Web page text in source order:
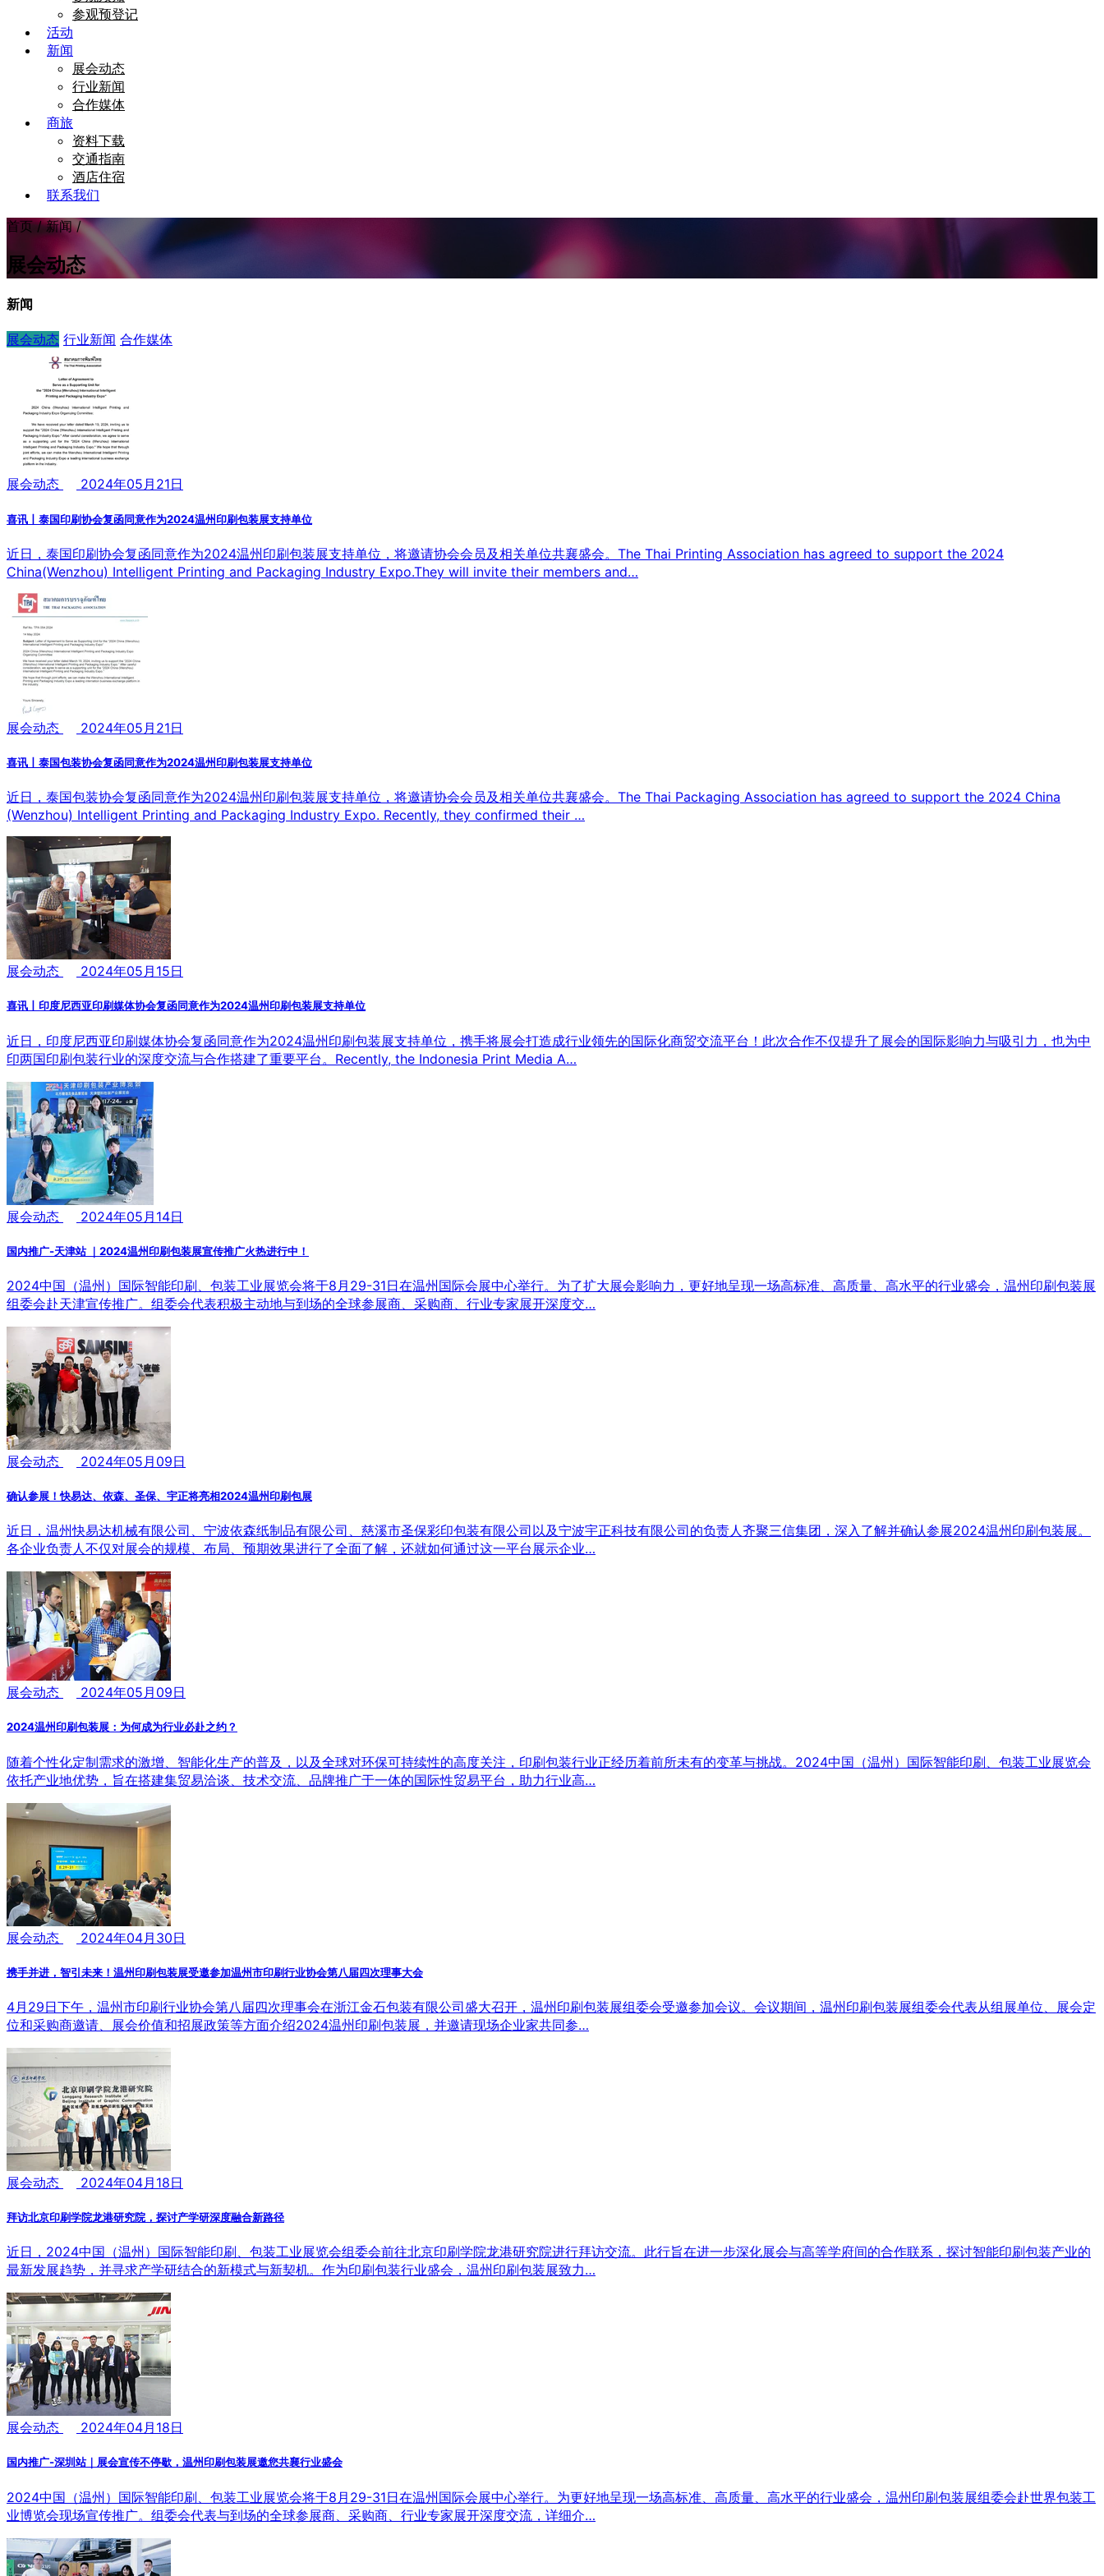
参观预登记
活动
新闻
展会动态
行业新闻
合作媒体
商旅
资料下载
交通指南
酒店住宿
联系我们
首页 / 新闻 /
展会动态
新闻
展会动态 行业新闻 合作媒体
展会动态 2024年05月21日
喜讯丨泰国印刷协会复函同意作为2024温州印刷包装展支持单位
近日，泰国印刷协会复函同意作为2024温州印刷包装展支持单位，将邀请协会会员及相关单位共襄盛会。The Thai Printing Association has agreed to support the 2024
China(Wenzhou) Intelligent Printing and Packaging Industry Expo.They will invite their members and…
展会动态 2024年05月21日
喜讯丨泰国包装协会复函同意作为2024温州印刷包装展支持单位
近日，泰国包装协会复函同意作为2024温州印刷包装展支持单位，将邀请协会会员及相关单位共襄盛会。The Thai Packaging Association has agreed to support the 2024 China
(Wenzhou) Intelligent Printing and Packaging Industry Expo. Recently, they confirmed their …
展会动态 2024年05月15日
喜讯丨印度尼西亚印刷媒体协会复函同意作为2024温州印刷包装展支持单位
近日，印度尼西亚印刷媒体协会复函同意作为2024温州印刷包装展支持单位，携手将展会打造成行业领先的国际化商贸交流平台！此次合作不仅提升了展会的国际影响力与吸引力，也为中
印两国印刷包装行业的深度交流与合作搭建了重要平台。Recently, the Indonesia Print Media A…
展会动态 2024年05月14日
国内推广-天津站 ｜2024温州印刷包装展宣传推广火热进行中！
2024中国（温州）国际智能印刷、包装工业展览会将于8月29-31日在温州国际会展中心举行。为了扩大展会影响力，更好地呈现一场高标准、高质量、高水平的行业盛会，温州印刷包装展
组委会赴天津宣传推广。组委会代表积极主动地与到场的全球参展商、采购商、行业专家展开深度交…
展会动态 2024年05月09日
确认参展！快易达、依森、圣保、宇正将亮相2024温州印刷包展
近日，温州快易达机械有限公司、宁波依森纸制品有限公司、慈溪市圣保彩印包装有限公司以及宁波宇正科技有限公司的负责人齐聚三信集团，深入了解并确认参展2024温州印刷包装展。
各企业负责人不仅对展会的规模、布局、预期效果进行了全面了解，还就如何通过这一平台展示企业…
展会动态 2024年05月09日
2024温州印刷包装展：为何成为行业必赴之约？
随着个性化定制需求的激增、智能化生产的普及，以及全球对环保可持续性的高度关注，印刷包装行业正经历着前所未有的变革与挑战。2024中国（温州）国际智能印刷、包装工业展览会
依托产业地优势，旨在搭建集贸易洽谈、技术交流、品牌推广于一体的国际性贸易平台，助力行业高…
展会动态 2024年04月30日
携手并进，智引未来！温州印刷包装展受邀参加温州市印刷行业协会第八届四次理事大会
4月29日下午，温州市印刷行业协会第八届四次理事会在浙江金石包装有限公司盛大召开，温州印刷包装展组委会受邀参加会议。会议期间，温州印刷包装展组委会代表从组展单位、展会定
位和采购商邀请、展会价值和招展政策等方面介绍2024温州印刷包装展，并邀请现场企业家共同参…
展会动态 2024年04月18日
拜访北京印刷学院龙港研究院，探讨产学研深度融合新路径
近日，2024中国（温州）国际智能印刷、包装工业展览会组委会前往北京印刷学院龙港研究院进行拜访交流。此行旨在进一步深化展会与高等学府间的合作联系，探讨智能印刷包装产业的
最新发展趋势，并寻求产学研结合的新模式与新契机。作为印刷包装行业盛会，温州印刷包装展致力…
展会动态 2024年04月18日
国内推广-深圳站｜展会宣传不停歇，温州印刷包装展邀您共襄行业盛会
2024中国（温州）国际智能印刷、包装工业展览会将于8月29-31日在温州国际会展中心举行。为更好地呈现一场高标准、高质量、高水平的行业盛会，温州印刷包装展组委会赴世界包装工
业博览会现场宣传推广。组委会代表与到场的全球参展商、采购商、行业专家展开深度交流，详细介…